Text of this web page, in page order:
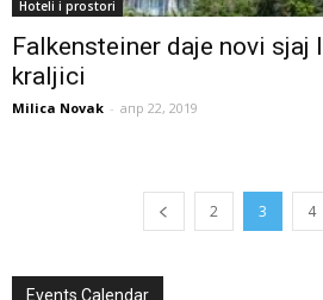
Hoteli i prostori
Falkensteiner daje novi sjaj
kraljici
Milica Novak - апр 22, 2019
2 3 4
Events Calendar